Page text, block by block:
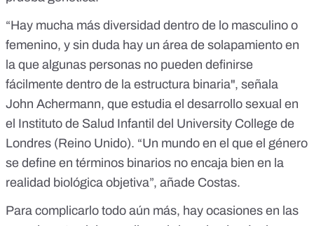
“Hay mucha más diversidad dentro de lo masculino o
femenino, y sin duda hay un área de solapamiento en
la que algunas personas no pueden definirse
fácilmente dentro de la estructura binaria", señala
John Achermann, que estudia el desarrollo sexual en
el Instituto de Salud Infantil del University College de
Londres (Reino Unido). “Un mundo en el que el género
se define en términos binarios no encaja bien en la
realidad biológica objetiva”, añade Costas.
Para complicarlo todo aún más, hay ocasiones en las